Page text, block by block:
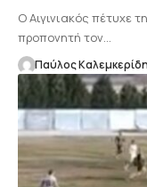
Ο Αιγινιακός πέτυχε
προπονητή τον…
Παύλος